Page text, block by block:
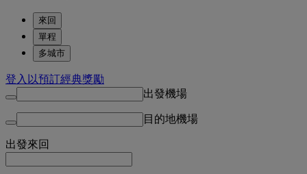
來回
單程
多城市
登入以預訂經典獎勵
出發機場
目的地機場
出發來回